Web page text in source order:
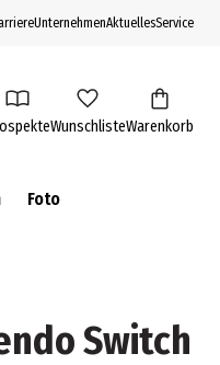
UnternehmenAktuellesService
WunschlisteWarenkorb
Foto
Switch